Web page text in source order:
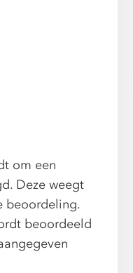
om een
Deze weegt
beoordeling.
beoordeeld